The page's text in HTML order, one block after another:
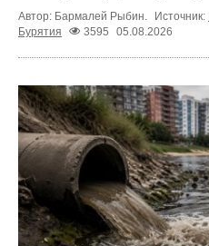
Автор: Бармалей Рыбин. Источник:
Бурятия
3595 05.08.2026